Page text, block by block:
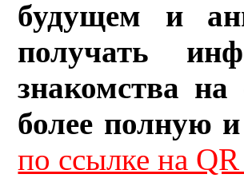
будущем и
получать
знакомства
более полную
по ссылке на